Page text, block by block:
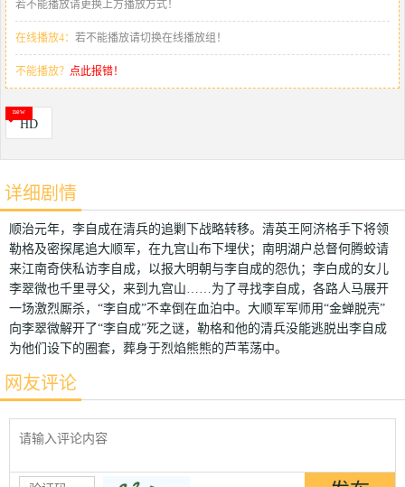
若不能播放请更换上方播放方式！
在线播放4： 若不能播放请切换在线播放组！
不能播放？ 点此报错！
HD
详细剧情
顺治元年，李自成在清兵的追剿下战略转移。清英王阿济格手下将领
勒格及密探尾追大顺军，在九宫山布下埋伏；南明湖户总督何腾蛟请
来江南奇侠私访李自成，以报大明朝与李自成的怨仇；李白成的女儿
李翠微也千里寻父，来到九宫山……为了寻找李自成，各路人马展开
一场激烈厮杀，“李自成”不幸倒在血泊中。大顺军军师用“金蝉脱壳”
向李翠微解开了“李自成”死之谜，勒格和他的清兵没能逃脱出李自成
为他们设下的圈套，葬身于烈焰熊熊的芦苇荡中。
网友评论